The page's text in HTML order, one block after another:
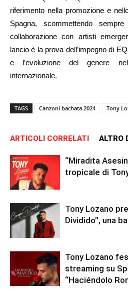
riferimento nella promozione e
Spagna, scommettendo
collaborazione con artisti
lancio è la prova dell’impegno di
e l’evoluzione del genere
internazionale.
TAGS Canzoni bachata 2024 Tony
ARTICOLI CORRELATI ALTRO
“Miradita
tropicale di
Tony Lozano
Dividido”, una
Tony Lozano
streaming su
“Haciéndolo